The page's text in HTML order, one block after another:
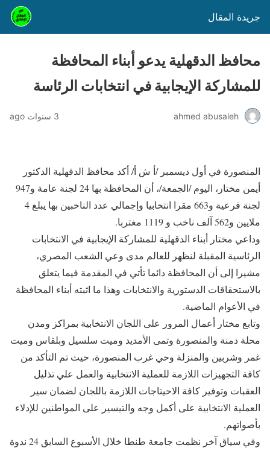
جريدة المقال
محافظ الدقهلية يدعو أبناء المحافظة
للمشاركة الإيجابية في انتخابات الرئاسة
ahmed abusaleh 3 سنوات ago
المنصورة في أول ديسمبر /أ ش أ/ أكد محافظ الدقهلية الدكتور
أيمن مختار، اليوم /الجمعة/، أن المحافظة بها 24 لجنة عامة و947
لجنة فرعية و663 مقرا انتخابيا وإجمالي عدد الناخبين بها يبلغ 4
ملايين و562 آلف ناخب و 1119 مغتربا.
وداعي مختار أبناء الدقهلية للمشاركة الإيجابية في الانتخابات
الرئاسية المقبلة لنظهر للعالم مدى وعي الشعب المصري،
مشيرا إلى أن المحافظة دائما تأتي في المقدمة فيما يتعلق
بالاستحقاقات الدستورية والانتخابات وهذا ما اثبته أبناء المحافظة
في الأعوام الماضية.
وتابع مختار أعمال المرور على اللجان الانتخابية بمراكز ومدن
محلة دمنة والمنصورة وتمى الأمديد وميت سلسيل وبلقاس وميت
غمر وشربين والمنزلة وحي غرب المنصورة، حيث تم التأكد من
كافة التجهيزات اللازمة للعملية الانتخابية والعمل علي تذليل
العقبات وتوفير كافة الاحيتاجات اللازمة باللجان لضمان سير
العملية الانتخابية على أكمل وجه والتيسير على المواطنين للإدلاء
بأصواتهم.
وفي سياق آخر نظمت جامعة طنطا خلال الأسبوع السابق 24 ندوة